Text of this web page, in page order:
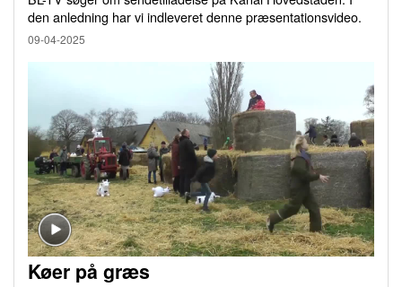
den anledning har vi indleveret denne præsentationsvideo.
09-04-2025
Køer på græs